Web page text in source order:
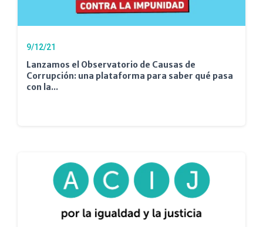
9/12/21
Lanzamos el Observatorio de Causas de
Corrupción: una plataforma para saber qué pasa
con la...